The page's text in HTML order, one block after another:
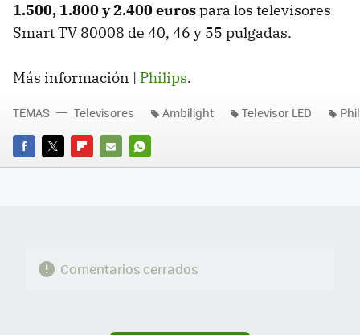
1.500, 1.800 y 2.400 eurospara los televisores
Smart TV 80008 de 40, 46 y 55 pulgadas.
Más información | Philips.
FACEBOOK
TWITTERFLIPBOARD
E-
WHATSAPP
TEMAS Televisores Ambilight Televisor LED
Comentarios cerrados